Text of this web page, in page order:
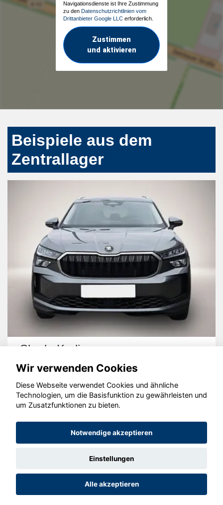
Navigationsdienste ist Ihre Zustimmung
zu den Datenschutzrichtlinien vom
Drittanbieter Google LLC erforderlich.
Zustimmen
und aktivieren
Beispiele aus dem
Zentrallager
Skoda Kodiaq
© konjunkturmotor.de GmbH 2020 - 2026
Wir verwenden Cookies
Diese Webseite verwendet Cookies und ähnliche
Technologien, um die Basisfunktion zu gewährleisten und
um Zusatzfunktionen zu bieten.
Notwendige akzeptieren
Einstellungen
Alle akzeptieren